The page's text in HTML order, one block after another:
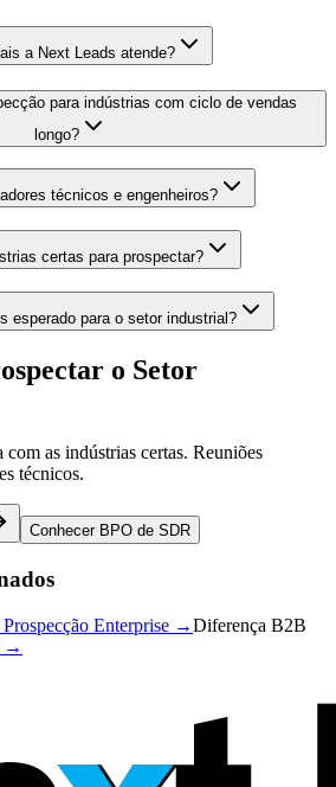
a Next Leads atende?
para indústrias com ciclo de vendas
longo?
técnicos e engenheiros?
certas para prospectar?
esperado para o setor industrial?
o Setor
com as indústrias certas. Reuniões
técnicos.
Conhecer BPO de SDR
Prospecção Enterprise →Diferença B2B
→